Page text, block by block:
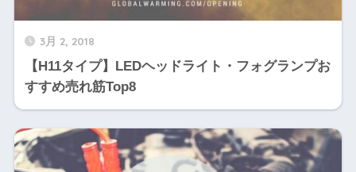
3月 2, 2018
【H11タイプ】LEDヘッドライト・フォグランプお
すすめ売れ筋Top8